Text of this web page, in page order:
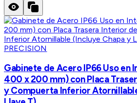
PRECISION
Gabinete de Acero IP66 Uso en
400 x 200 mm) con Placa
y Compuerta Inferior